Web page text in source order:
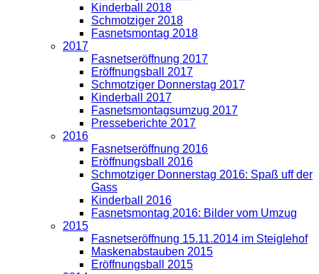
Kinderball 2018
Schmotziger 2018
Fasnetsmontag 2018
2017
Fasnetseröffnung 2017
Eröffnungsball 2017
Schmotziger Donnerstag 2017
Kinderball 2017
Fasnetsmontagsumzug 2017
Presseberichte 2017
2016
Fasnetseröffnung 2016
Eröffnungsball 2016
Schmotziger Donnerstag 2016: Spaß uff der
Gass
Kinderball 2016
Fasnetsmontag 2016: Bilder vom Umzug
2015
Fasnetseröffnung 15.11.2014 im Steiglehof
Maskenabstauben 2015
Eröffnungsball 2015